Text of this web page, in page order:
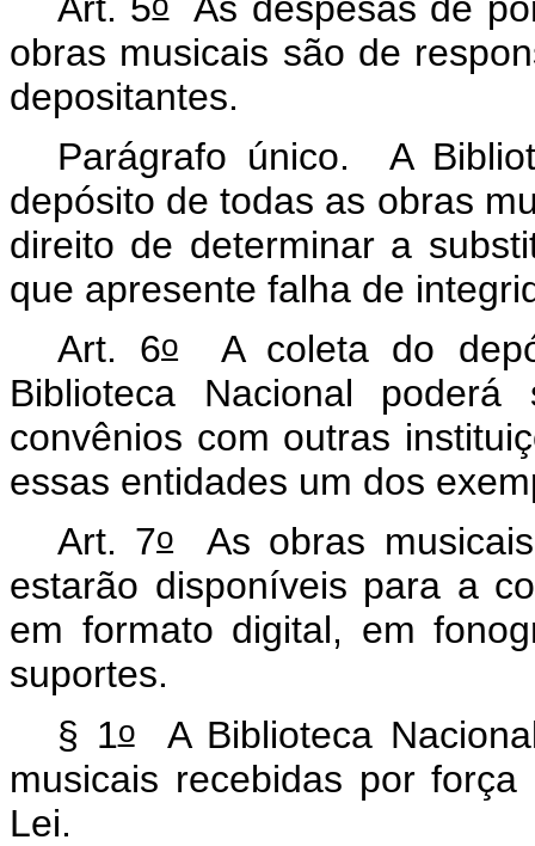
obras musicais são de
depositantes.
Parágrafo único. A
depósito de todas as obras
direito de determinar a
que apresente falha de
Art. 6oA coleta do
Biblioteca Nacional
convênios com outras
essas entidades um dos
Art. 7oAs obras musicais
estarão disponíveis para a
em formato digital, em
suportes.
§ 1oA Biblioteca
musicais recebidas por
Lei.